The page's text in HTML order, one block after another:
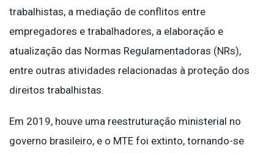
trabalhistas, a mediação de conflitos entre
empregadores e trabalhadores, a elaboração e
atualização das Normas Regulamentadoras (NRs),
entre outras atividades relacionadas à proteção dos
direitos trabalhistas.
Em 2019, houve uma reestruturação ministerial no
governo brasileiro, e o MTE foi extinto, tornando-se